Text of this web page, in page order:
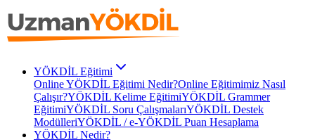
YÖKDİL Eğitimi
Online YÖKDİL Eğitimi Nedir?Online Eğitimimiz Nasıl
Çalışır?YÖKDİL Kelime EğitimiYÖKDİL Grammer
EğitimiYÖKDİL Soru ÇalışmalarıYÖKDİL Destek
ModülleriYÖKDİL / e-YÖKDİL Puan Hesaplama
YÖKDİL Nedir?